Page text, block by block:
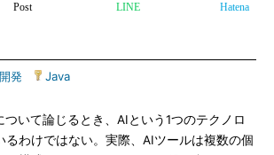
Post LINE Hatena
発 Java
いて論じるとき、AIという1つのテクノロ
るわけではない。実際、AIツールは複数の個